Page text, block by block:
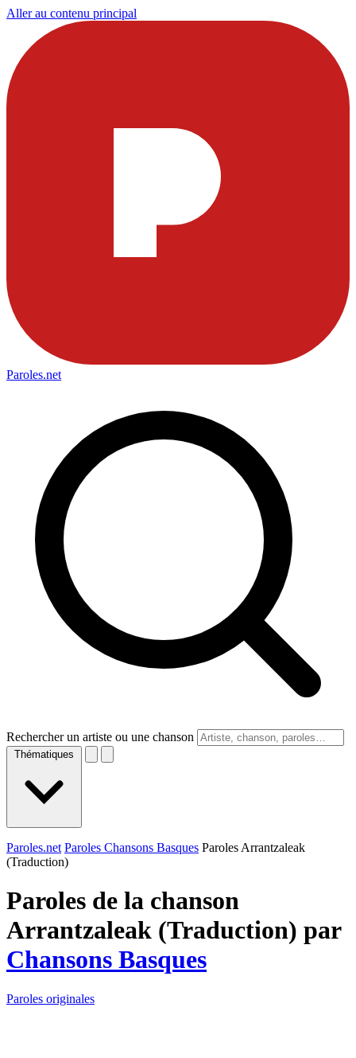
Aller au contenu principal
Paroles.net
Rechercher un artiste ou une chanson
Thématiques
Paroles.net Paroles Chansons Basques Paroles Arrantzaleak
(Traduction)
Paroles de la chanson
Arrantzaleak (Traduction) par
Chansons Basques
Paroles originales